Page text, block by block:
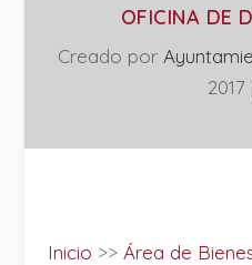
OFICINA DE
Creado por
2017
Inicio >> Área de